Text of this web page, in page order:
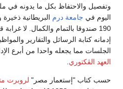
وتفصيل والاحتفاظ بكل ما يدونه في
اليوم في جامعة درم البريطانية
190 صندوقا بالتمام والكمال. لا
إدمانه كتابة الرسائل والتقارير
الجلسات مما يجعله واحدا من أبرع
العهد الڤكتوري.
حسب كتاب "إستعمار مصر" لروبرت